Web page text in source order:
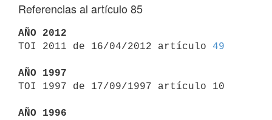
Referencias al artículo 85
AÑO 2012
TOI 2011 de 16/04/2012 artículo 49
AÑO 1997
TOI 1997 de 17/09/1997 artículo 10
AÑO 1996